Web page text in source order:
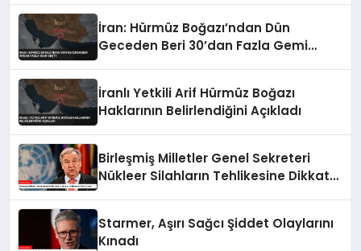
İran: Hürmüz Boğazı’ndan Dün
Geceden Beri 30’dan Fazla Gemi
İranlı Yetkili Arif Hürmüz Boğazı
Haklarının Belirlendiğini Açıkladı
Birleşmiş Milletler Genel Sekreteri
Nükleer Silahların Tehlikesine Dikkat
Starmer, Aşırı Sağcı Şiddet Olaylarını
Kınadı